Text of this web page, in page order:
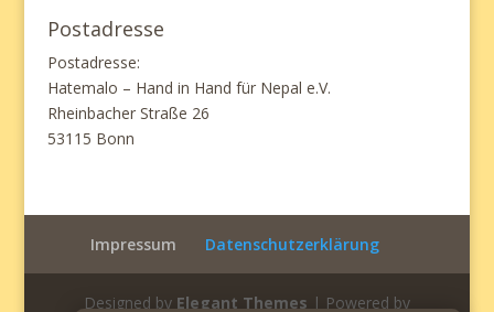
Postadresse
Postadresse:
Hatemalo – Hand in Hand für Nepal e.V.
Rheinbacher Straße 26
53115 Bonn
Impressum Datenschutzerklärung
Designed by Elegant Themes | Powered by